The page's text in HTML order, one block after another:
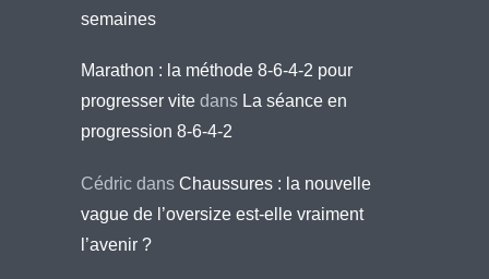
semaines
Marathon : la méthode 8-6-4-2 pour
progresser vite dans La séance en
progression 8-6-4-2
Cédric dans Chaussures : la nouvelle
vague de l’oversize est-elle vraiment
l’avenir ?